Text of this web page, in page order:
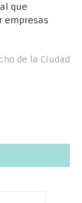
que
empresas
de la Ciudad